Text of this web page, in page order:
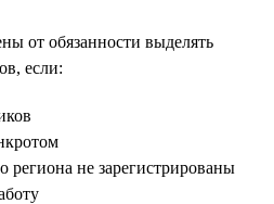
от обязанности выделять
если:
региона не зарегистрированы